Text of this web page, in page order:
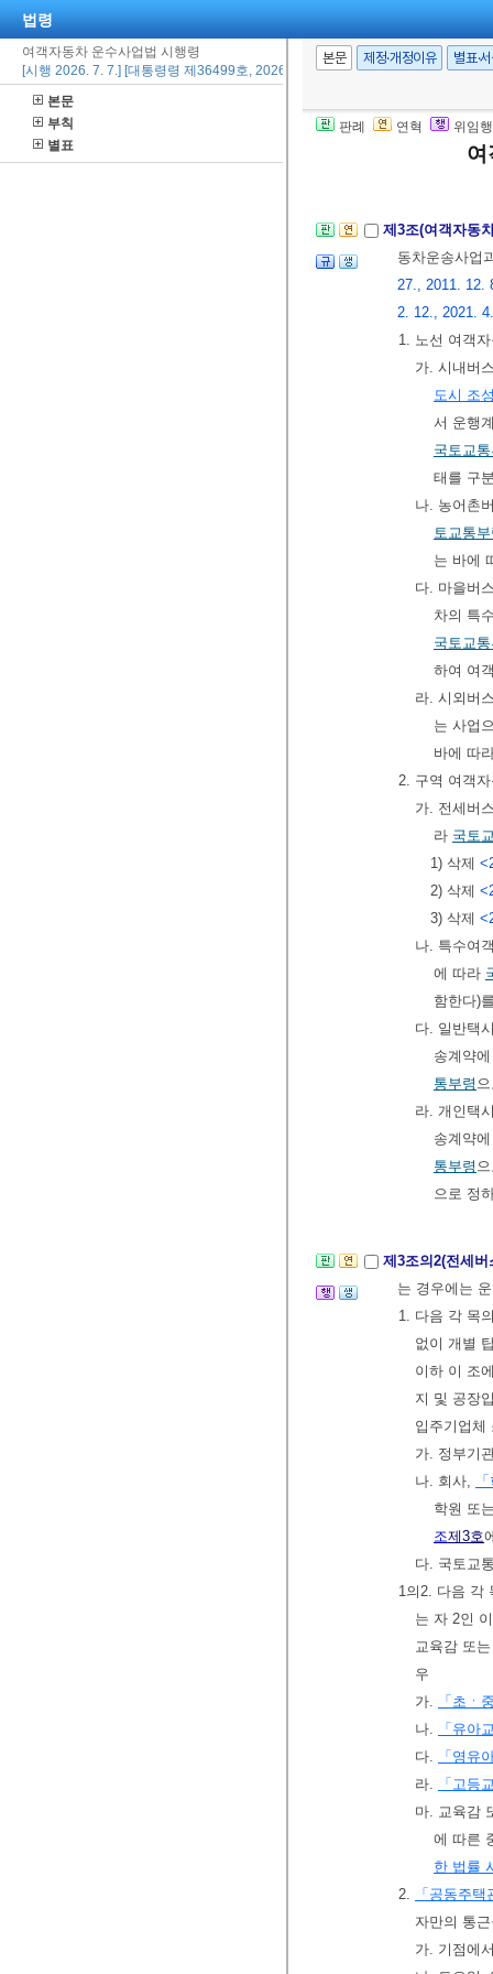
법령
여객자동차 운수사업법 시행령
[시행 2026. 7. 7.] [대통령령 제36499호, 2026. 7. 7., 일부개정]
본문
부칙
별표
본문 제정·개정이유 별표·
판례 연혁 위임
여
특별시ㆍ통
간에 일상
이 지역을
[본조신설
제3조(여객자동
동차운송사업
27., 2011. 12.
2. 12., 2021.
1. 노선 여객
가. 시내버
도시 조
서 운행
국토교
태를 구
나. 농어촌
토교통
는 바에
다. 마을버
차의 특
국토교
하여 여
라. 시외버
는 사업
바에 따
2. 구역 여객
가. 전세버
라 국토
1) 삭제
2) 삭제
3) 삭제
나. 특수여
에 따라
함한다)
다. 일반택
송계약
통부령
라. 개인택
송계약
통부령
으로 정
제3조의2(전세
는 경우에는
1. 다음 각 목
없이 개별
이하 이 조
지 및 공장
입주기업체
가. 정부기
나. 회사,
학원 또
조제3호
다. 국토교
1의2. 다음 각
는 자 2인
교육감 또
우
가.
「초ㆍ
나.
「유아
다.
「영유
라.
「고등
마. 교육감
에 따른
한 법률
2.
「공동주
자만의 통
가. 기점에